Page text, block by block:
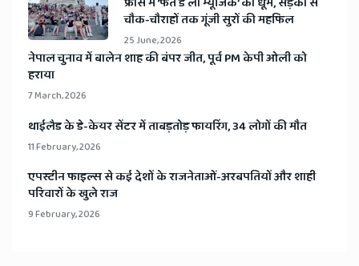
चौक-चौराहों तक गूंजी सुरों की महफिल
25 June, 2026
​नेपाल चुनाव में बालेन शाह की बंपर जीत, पूर्व PM केपी ओली को
हराया
7 March, 2026
​थाईलैड के डे-केयर सेंटर में ताबड़तोड़ फायरिंग, 34 लोगों की मौत
11 February, 2026
​एपस्टीन फाइल्स से कई देशों के राजनेताओं-अरबपतियों और शाही
परिवारों के खुले राज
9 February, 2026